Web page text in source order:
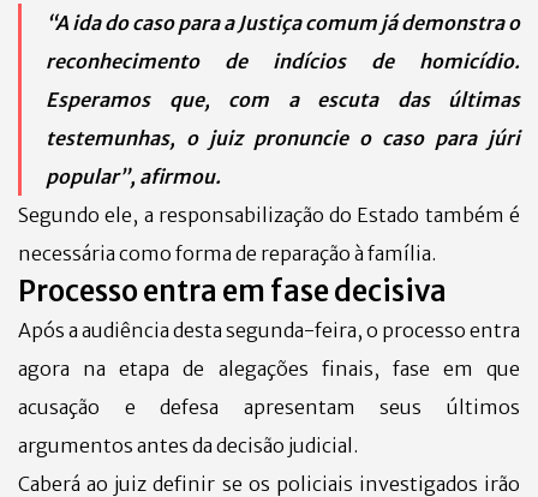
“A ida do caso para a Justiça comum já demonstra o
reconhecimento de indícios de homicídio.
Esperamos que, com a escuta das últimas
testemunhas, o juiz pronuncie o caso para júri
popular”, afirmou.
Segundo ele, a responsabilização do Estado também é
necessária como forma de reparação à família.
Processo entra em fase decisiva
Após a audiência desta segunda-feira, o processo entra
agora na etapa de alegações finais, fase em que
acusação e defesa apresentam seus últimos
argumentos antes da decisão judicial.
Caberá ao juiz definir se os policiais investigados irão